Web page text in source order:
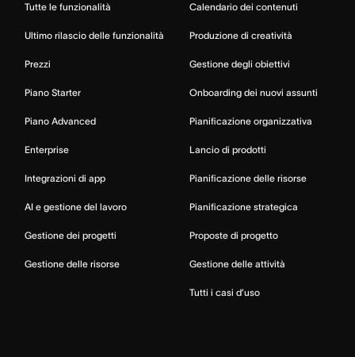
Tutte le funzionalità
Ultimo rilascio delle funzionalità
Prezzi
Piano Starter
Piano Advanced
Enterprise
Integrazioni di app
AI e gestione del lavoro
Gestione dei progetti
Gestione delle risorse
Calendario dei contenuti
Produzione di creatività
Gestione degli obiettivi
Onboarding dei nuovi assunti
Pianificazione organizzativa
Lancio di prodotti
Pianificazione delle risorse
Pianificazione strategica
Proposte di progetto
Gestione delle attività
Tutti i casi d’uso